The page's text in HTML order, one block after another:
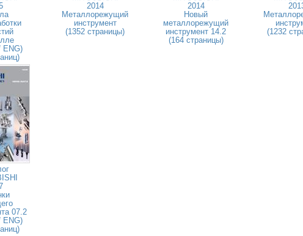
ENG)
2014
Металлорежущий
инструмент
(1352 страницы)
2014
Новый
металлорежущий
инструмент 14.2
(164 страницы)
(1232
07.2
ENG)